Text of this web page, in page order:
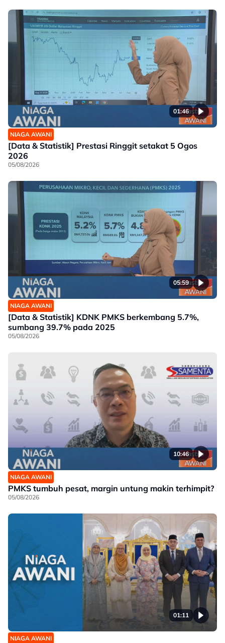
01:46
NIAGA AWANI
[Data & Statistik] Prestasi Ringgit setakat 5 Ogos
2026
05/08/2026
05:59
NIAGA AWANI
[Data & Statistik] KDNK PMKS berkembang 5.7%,
sumbang 39.7% pada 2025
05/08/2026
10:46
NIAGA AWANI
PMKS tumbuh pesat, margin untung makin terhimpit?
05/08/2026
01:11
NIAGA AWANI